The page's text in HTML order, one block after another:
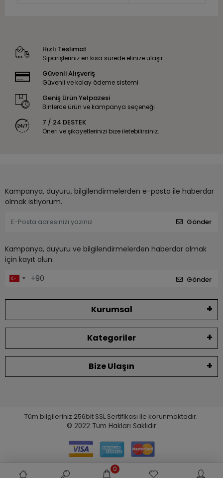
Hızlı Teslimat
Siparişleriniz en kısa sürede elinize ulaşır.
Güvenli Alışveriş
Güvenli ve kolay ödeme sistemi
Geniş Ürün Yelpazesi
Binlerce ürün ve kampanya seçeneği
7 / 24 DESTEK
Öneri ve şikayetlerinizi bize iletebilirsiniz.
Kampanya, duyuru, bilgilendirmelerden e-posta ile haberdar
olmak istiyorum.
Gönder
Kampanya, duyuru ve bilgilendirmelerden haberdar olmak
için kayıt olun.
Gönder
Kurumsal
Kategoriler
Bize Ulaşın
Tüm bilgileriniz 256bit SSL Sertifikası ile korunmaktadır.
© 2022 Tüm Hakları Saklıdır
0